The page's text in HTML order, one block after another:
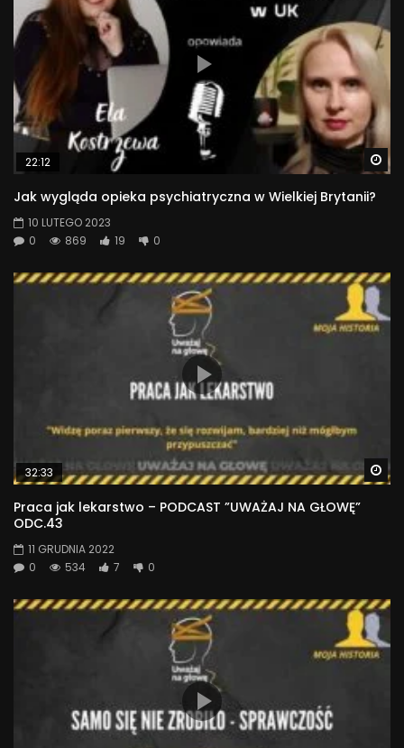
22:12
Jak wygląda opieka psychiatryczna w Wielkiej Brytanii?
10 LUTEGO 2023
0
869 19 0
32:33
Praca jak lekarstwo – PODCAST ”UWAŻAJ NA GŁOWĘ”
ODC.43
11 GRUDNIA 2022
0
534 7 0